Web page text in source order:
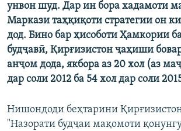
унвон шуд. Дар ин бора хадамоти
Маркази таҳқиқоти стратегии он
дод. Бино бар ҳисоботи Ҳамкории
будҷавӣ, Қирғизистон ҷаҳиши
анҷом дода, якбора аз 20 хол (аз
дар соли 2012 ба 54 хол дар соли
Нишондоди беҳтарини
"Назорати будҷаи мақомоти